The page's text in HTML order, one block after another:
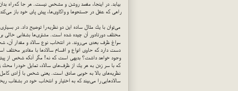
بیابد. در اینجا، مقصد روشن و مشخص نیست. هر جا كه راه
راهی كه عقل در جستجوها و واكاوی‌ها، پیش پای خود باز می‌كند.
می‌توان با یك مثال ساده این دو نظریه را توضیح داد. در
مختلف دورتادور آن چیده شده است. مشتری‌ها بشقابی خالی
سراغ ظرف بعدی می‌روند. در انتخاب نوع سالاد و مقدار آن،
دست دارد كه حاوی انواع و اقسام سالادها با مقادیر
وجود خواهد داشت؟ بدیهی است كه نه! مگر آنكه شخص از پیش
كه با سر زدن به هر یك از ظرف‌های سالاد، تمایل خود را محك
نظریه‌های بالا به خوبی صادق است. یعنی شخص با آزادی كامل
سالادهایی را می‌بیند كه به اختیار و انتخاب خود در بشقاب